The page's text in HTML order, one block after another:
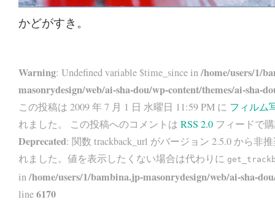
かどがすき。
Warning: Undefined variable $time_since in/home/users/1/
masonrydesign/web/ai-sha-dou/wp-content/themes/ai-sha-
この投稿は 2009 年 7 月 1 日 水曜日 11:59 PM に フィルム
れました。 この投稿へのコメントは RSS 2.0 フィードで
Deprecated: 関数 trackback_url がバージョン 2.5.0 から非
れました。値を表示したくない場合は代わりに
in/home/users/1/bambina.jp-masonrydesign/web/ai-sha-
line6170